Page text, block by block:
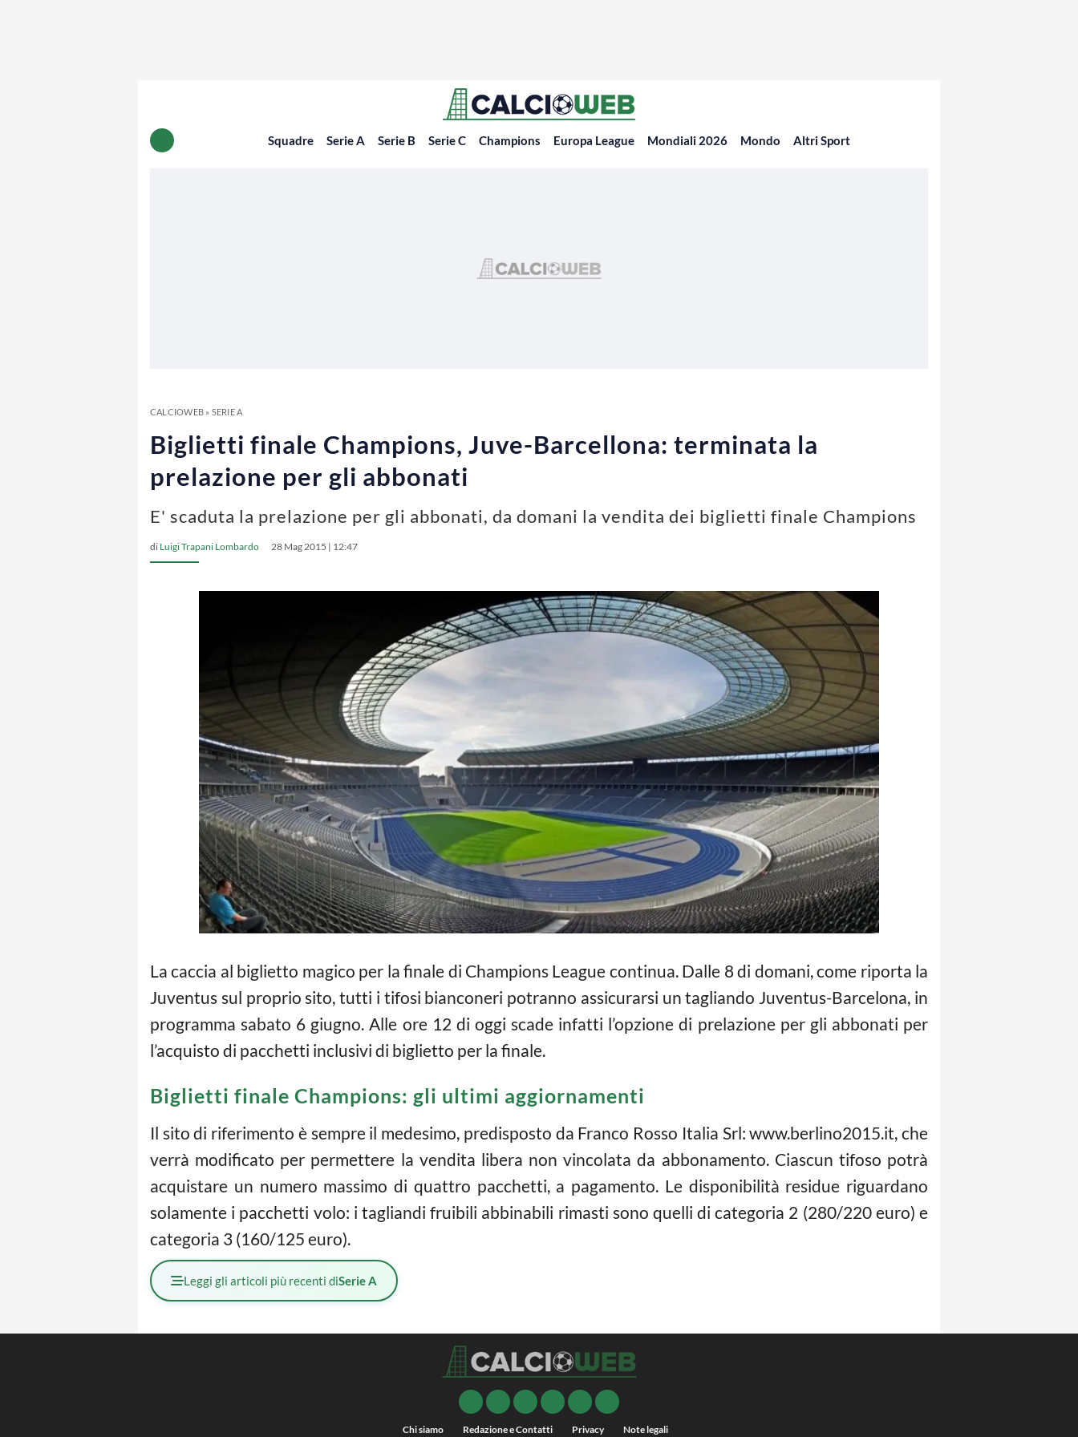
Squadre Serie A Serie B Serie C Champions Europa League Mondiali 2026 Mondo Altri Sport
CALCIOWEB» SERIE A
Biglietti finale Champions, Juve-Barcellona: terminata la
prelazione per gli abbonati
E' scaduta la prelazione per gli abbonati, da domani la vendita dei biglietti finale Champions
di Luigi Trapani Lombardo 28 Mag 2015 | 12:47
La caccia al biglietto magico per la finale di Champions League continua. Dalle 8 di domani, come riporta la
Juventus sul proprio sito, tutti i tifosi bianconeri potranno assicurarsi un tagliando Juventus-Barcelona, in
programma sabato 6 giugno. Alle ore 12 di oggi scade infatti l’opzione di prelazione per gli abbonati per
l’acquisto di pacchetti inclusivi di biglietto per la finale.
Biglietti finale Champions: gli ultimi aggiornamenti
Il sito di riferimento è sempre il medesimo, predisposto da Franco Rosso Italia Srl: www.berlino2015.it, che
verrà modificato per permettere la vendita libera non vincolata da abbonamento. Ciascun tifoso potrà
acquistare un numero massimo di quattro pacchetti, a pagamento. Le disponibilità residue riguardano
solamente i pacchetti volo: i tagliandi fruibili abbinabili rimasti sono quelli di categoria 2 (280/220 euro) e
categoria 3 (160/125 euro).
Leggi gli articoli più recenti diSerie A
Chi siamo Redazione e Contatti Privacy Note legali